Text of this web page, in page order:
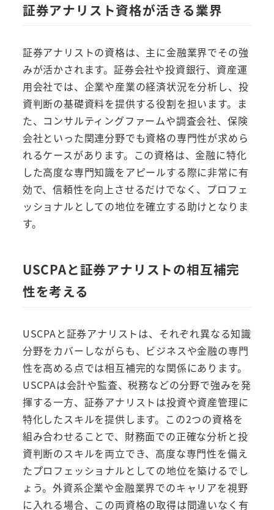
証券アナリスト資格が活きる業界
証券アナリストの資格は、主に金融業界でその強
みが活かされます。証券会社や投資銀行、資産運
用会社では、企業や産業の経済状況を分析し、投
資判断の基礎資料を提供する役割を担います。ま
た、コンサルティングファームや調査会社、保険
会社といった関連分野でも資格の専門性が求めら
れるケースがあります。この資格は、金融に特化
した高度な専門知識をアピールする際に非常に有
効で、信頼性を向上させるだけでなく、プロフェ
ッショナルとしての地位を確立する助けとなりま
す。
USCPAと証券アナリストの相互補完
性を考える
USCPAと証券アナリストは、それぞれ異なる知識
分野をカバーしながらも、ビジネスや金融の専門
性を高める点では相互補完的な関係にあります。
USCPAは会計や監査、税務などの分野で強みを発
揮する一方、証券アナリストは投資や資産管理に
特化したスキルを提供します。この2つの資格を
組み合わせることで、財務面での正確な分析と投
資判断のスキルを両立でき、高度な専門性を備え
たプロフェッショナルとしての地位を築けるでし
ょう。外資系企業や金融業界でのキャリアを視野
に入れる場合、この両資格の取得は間違いなく有